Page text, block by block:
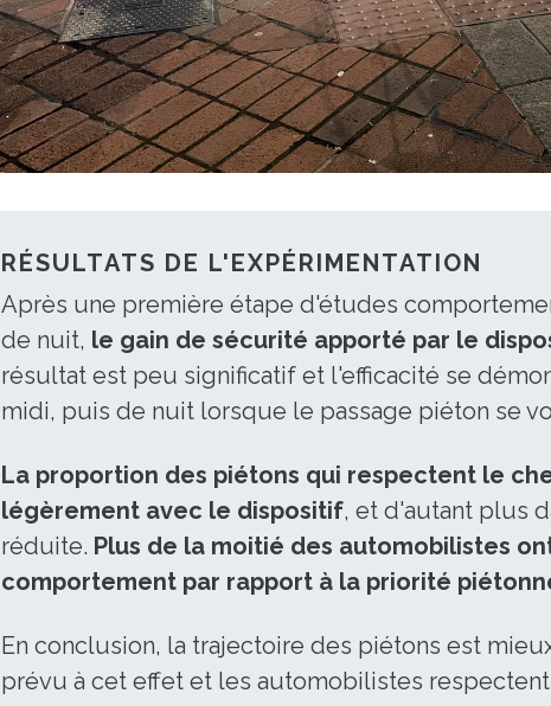
RÉSULTATS DE L'EXPÉRIMENTATION
Après une première étape d'études
de nuit, le gain de sécurité apporté par le
résultat est peu significatif et l'efficacité se
midi, puis de nuit lorsque le passage piéton se
La proportion des piétons qui respectent le
légèrement avec le dispositif, et d'autant plus
réduite. Plus de la moitié des automobilistes
comportement par rapport à la priorité
En conclusion, la trajectoire des piétons est
prévu à cet effet et les automobilistes